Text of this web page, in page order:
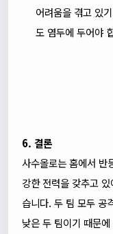
어려움을 겪고 있
도 염두에 두어야
6. 결론
사수올로는 홈에서 반
강한 전력을 갖추고
습니다. 두 팀 모두 공
낮은 두 팀이기 때문